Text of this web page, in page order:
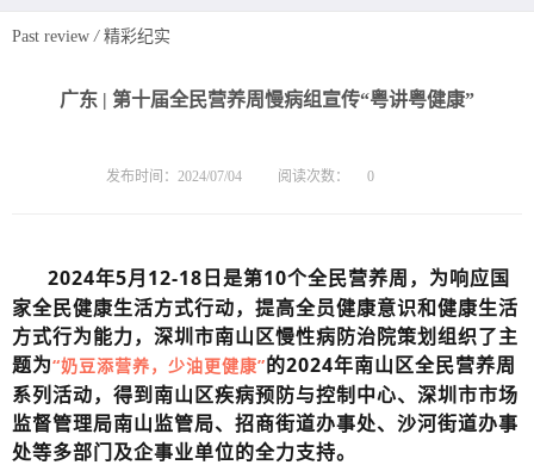
Past review / 精彩纪实
广东 | 第十届全民营养周慢病组宣传“粤讲粤健康”
发布时间：2024/07/04 阅读次数： 0
2024年5月12-18日是第10个全民营养周，为响应国
家全民健康生活方式行动，提高全员健康意识和健康生活
方式行为能力，深圳市南山区慢性病防治院策划组织了主
题为“奶豆添营养，少油更健康”的2024年南山区全民营养周
系列活动，得到南山区疾病预防与控制中心、深圳市市场
监督管理局南山监管局、招商街道办事处、沙河街道办事
处等多部门及企事业单位的全力支持。